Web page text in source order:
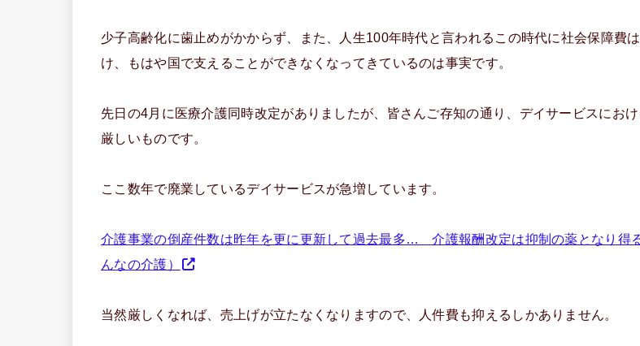
少子高齢化に歯止めがかからず、また、人生100年時代と言われるこの時代に社会保障費
け、もはや国で支えることができなくなってきているのは事実です。
先日の4月に医療介護同時改定がありましたが、皆さんご存知の通り、デイサービスにお
厳しいものです。
ここ数年で廃業しているデイサービスが急増しています。
介護事業の倒産件数は昨年を更に更新して過去最多… 介護報酬改定は抑制の薬となり得
んなの介護）
当然厳しくなれば、売上げが立たなくなりますので、人件費も抑えるしかありません。